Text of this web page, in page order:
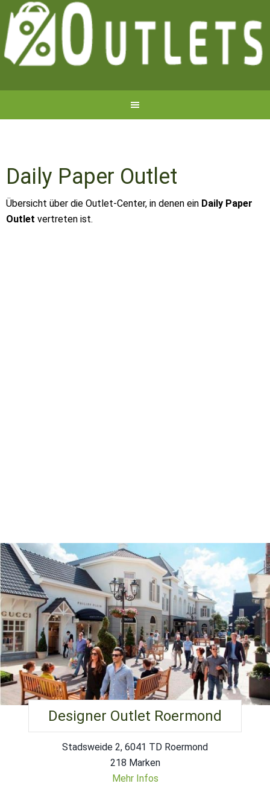
Daily Paper Outlet
Übersicht über die Outlet-Center, in denen ein Daily Paper
Outlet vertreten ist.
Designer Outlet Roermond
Stadsweide 2, 6041 TD Roermond
218 Marken
Mehr Infos